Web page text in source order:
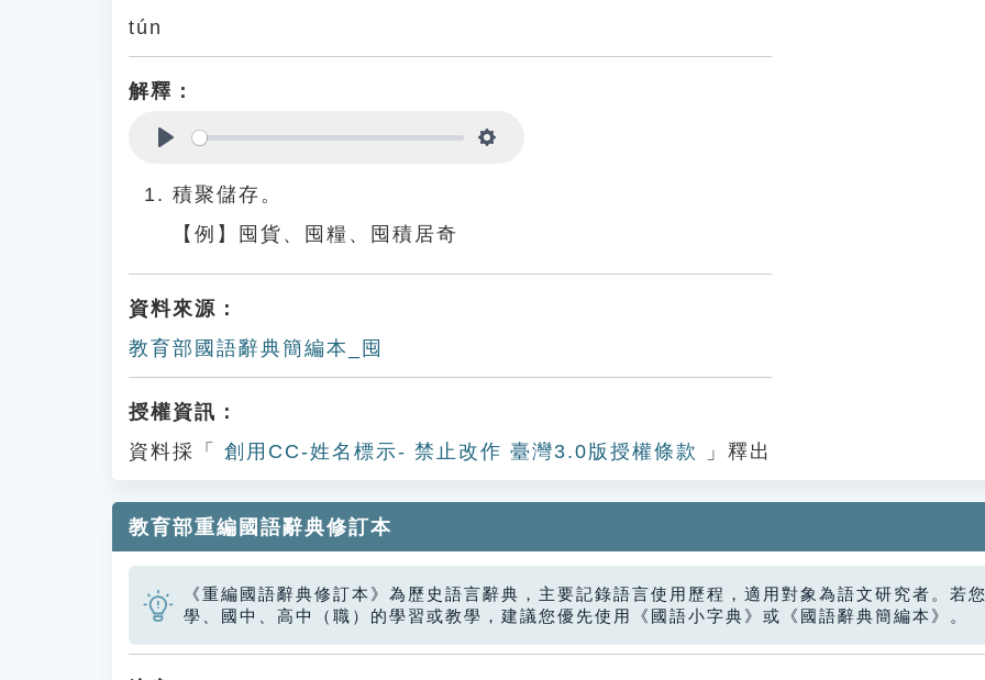
tún
解釋：
積聚儲存。
【例】囤貨、囤糧、囤積居奇
資料來源：
教育部國語辭典簡編本_囤
授權資訊：
資料採「
創用CC-姓名標示- 禁止改作 臺灣3.0版授權條款 」釋出
教育部重編國語辭典修訂本
《重編國語辭典修訂本》為歷史語言辭典，主要記錄語言使用歷程，適用對象為語文研究者。若
學、國中、高中（職）的學習或教學，建議您優先使用《國語小字典》或《國語辭典簡編本》。